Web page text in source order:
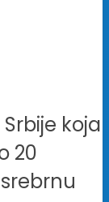
koja
20